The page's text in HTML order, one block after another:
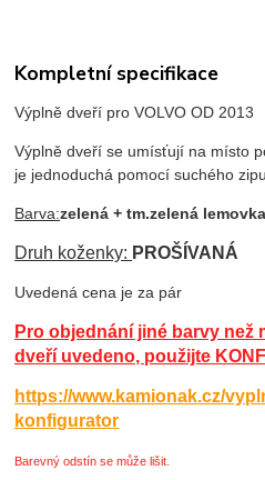
Kompletní specifikace
Výplně dveří pro VOLVO OD 2013
Výplně dveří se umísťují na místo
je jednoduchá pomocí suchého
Barva:zelená + tm.zelená lemovka
Druh koženky: PROŠÍVANÁ
Uvedená cena je za pár
Pro objednání jiné barvy než
dveří uvedeno, použijte
https://www.kamionak.cz/
konfigurator
Barevný odstín se může lišit.